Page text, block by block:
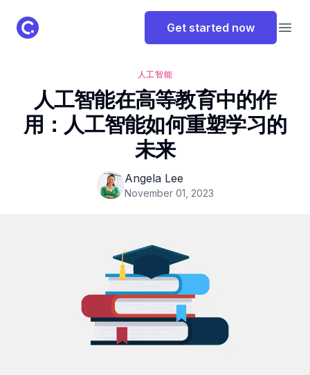
ClassPoint Logo Get started now
人工智能
人工智能在高等教育中的作
用：人工智能如何重塑学习的
未来
Angela Lee
November 01, 2023